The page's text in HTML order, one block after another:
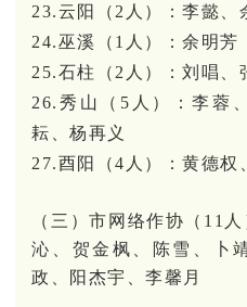
23.云阳（2人）：李懿、
24.巫溪（1人）：余明芳
25.石柱（2人）：刘唱、
26.秀山（5人）：李蓉
耘、杨再义
27.酉阳（4人）：黄德权
（三）市网络作协（11
沁、贺金枫、陈雪、卜
政、阳杰宇、李馨月